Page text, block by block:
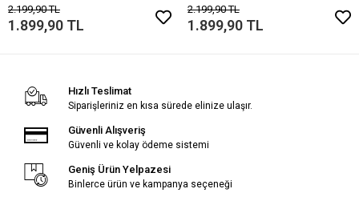
2.199,90 TL
1.899,90 TL
2.199,90 TL
1.899,90 TL
Hızlı Teslimat
Siparişleriniz en kısa sürede elinize ulaşır.
Güvenli Alışveriş
Güvenli ve kolay ödeme sistemi
Geniş Ürün Yelpazesi
Binlerce ürün ve kampanya seçeneği